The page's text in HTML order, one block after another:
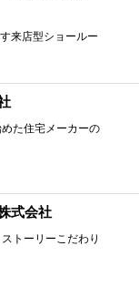
来店型ショールー
た住宅メーカーの
式会社
トーリーこだわり